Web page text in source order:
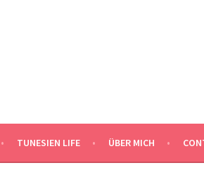
TUNESIEN LIFE ÜBER MICH